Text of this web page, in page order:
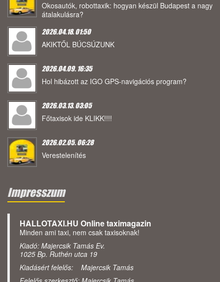
Okosautók, robottaxik: hogyan készül Budapest a nagy
átalakulásra?
2026.04.18. 01:50
AKIKTŐL BÚCSÚZUNK
2026.04.09. 16:35
Hol hibázott az IGO GPS-navigációs program?
2026.03.13. 03:05
Főtaxisok ide KLIKK!!!!
2026.02.05. 06:28
Verestelenítés
Impresszum
HALLOTAXI.HU Online taximagazin
Minden ami taxi, nem csak taxisoknak!
Kiadó: Majercsik Tamás Ev.
1025 Bp. Ruthén utca 19
Kiadásért felelős: Majercsik Tamás